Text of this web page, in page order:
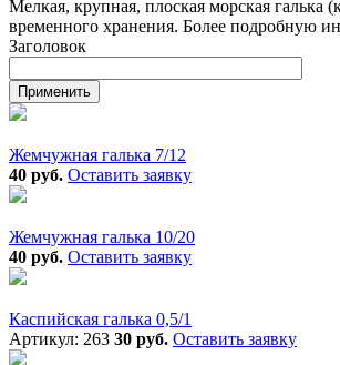
Мелкая, крупная, плоская морская
временного хранения. Более подробную
Заголовок
Жемчужная галька 7/12
40 руб. Оставить заявку
Жемчужная галька 10/20
40 руб. Оставить заявку
Каспийская галька 0,5/1
Артикул: 263 30 руб. Оставить заявку